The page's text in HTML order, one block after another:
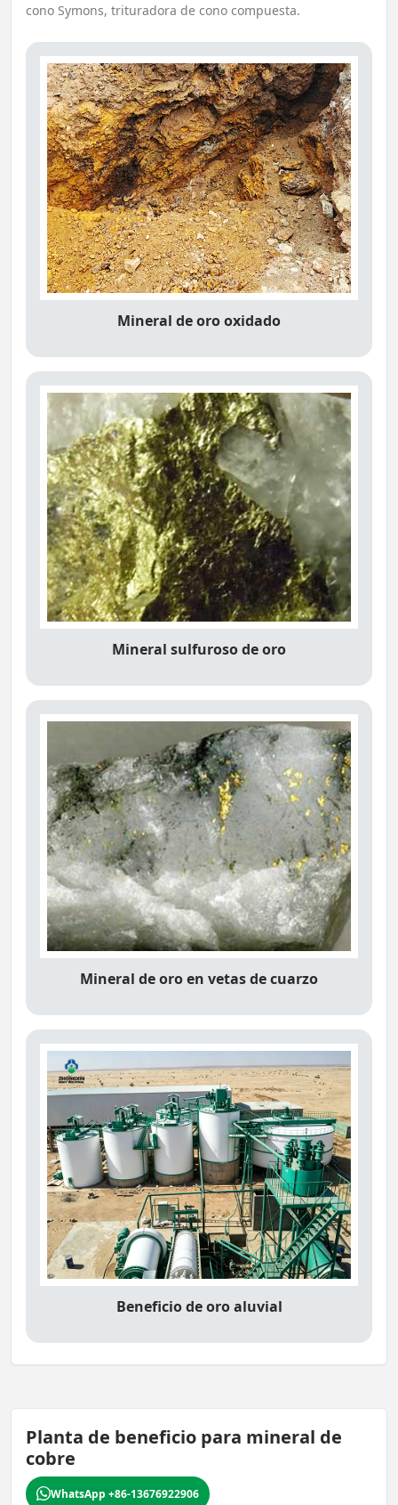
cono Symons, trituradora de cono compuesta.
Mineral de oro oxidado
Mineral sulfuroso de oro
Mineral de oro en vetas de cuarzo
Beneficio de oro aluvial
Planta de beneficio para mineral de
cobre
WhatsApp +86-13676922906